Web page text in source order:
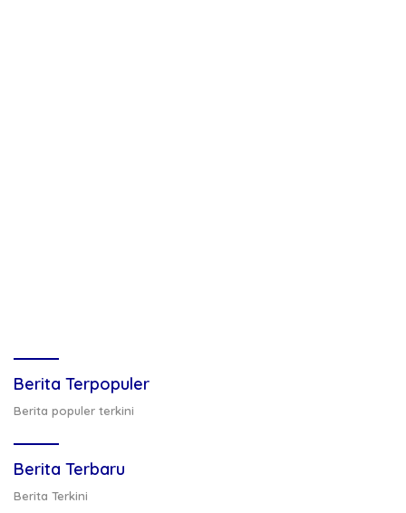
Berita Terpopuler
Berita populer terkini
Berita Terbaru
Berita Terkini